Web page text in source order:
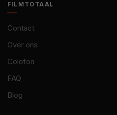
FILMTOTAAL
Contact
Over ons
Colofon
FAQ
Blog